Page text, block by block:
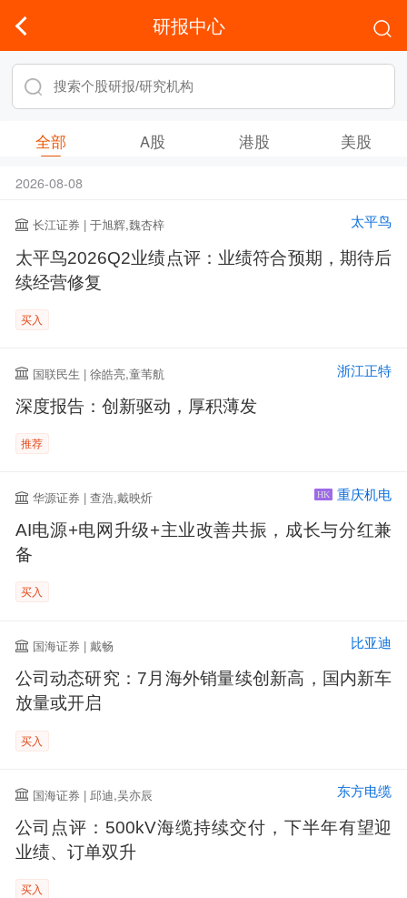
研报中心
全部 A股 港股 美股
2026-08-08
长江证券 | 于旭辉,魏杏梓 太平鸟
太平鸟2026Q2业绩点评：业绩符合预期，期待后
续经营修复
买入
国联民生 | 徐皓亮,童苇航 浙江正特
深度报告：创新驱动，厚积薄发
推荐
华源证券 | 查浩,戴映炘 HK 重庆机电
AI电源+电网升级+主业改善共振，成长与分红兼
备
买入
国海证券 | 戴畅 比亚迪
公司动态研究：7月海外销量续创新高，国内新车
放量或开启
买入
国海证券 | 邱迪,吴亦辰 东方电缆
公司点评：500kV海缆持续交付，下半年有望迎
业绩、订单双升
买入